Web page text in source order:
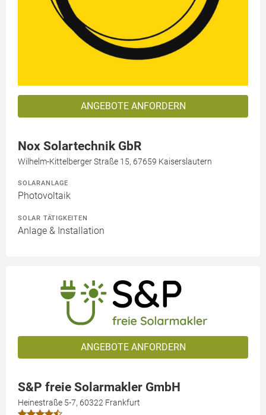
ANGEBOTE ANFORDERN
Nox Solartechnik GbR
Wilhelm-Kittelberger Straße 15, 67659 Kaiserslautern
SOLARANLAGE
Photovoltaik
SOLAR TÄTIGKEITEN
Anlage & Installation
ANGEBOTE ANFORDERN
S&P freie Solarmakler GmbH
Heinestraße 5-7, 60322 Frankfurt